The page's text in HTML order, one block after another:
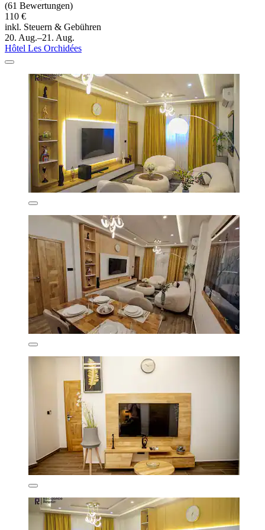
(61 Bewertungen)
110 €
inkl. Steuern & Gebühren
20. Aug.–21. Aug.
Hôtel Les Orchidées